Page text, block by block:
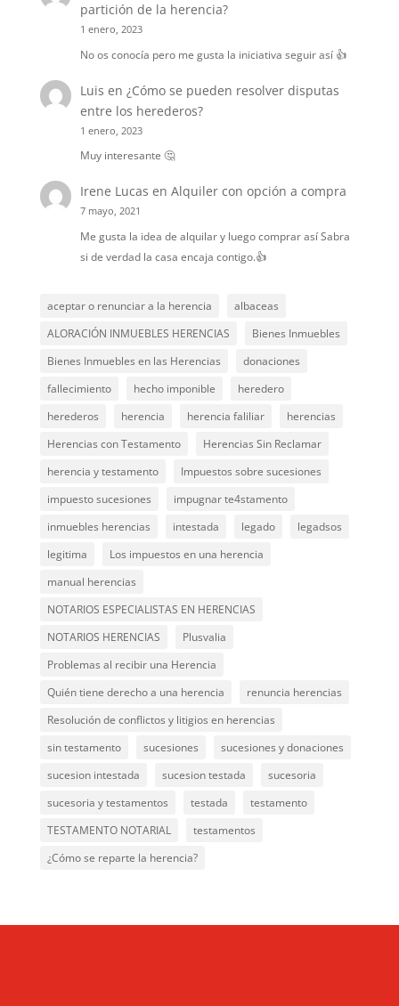
partición de la herencia?
1 enero, 2023
No os conocía pero me gusta la iniciativa seguir así 👍
Luis en ¿Cómo se pueden resolver disputas
entre los herederos?
1 enero, 2023
Muy interesante 🤔
Irene Lucas enAlquiler con opción a compra
7 mayo, 2021
Me gusta la idea de alquilar y luego comprar así Sabra
si de verdad la casa encaja contigo.👍
aceptar o renunciar a la herencia
albaceas
ALORACIÓN INMUEBLES HERENCIAS
Bienes Inmuebles
Bienes Inmuebles en las Herencias
donaciones
fallecimiento
hecho imponible
heredero
herederos
herencia herencia faliliar
herencias
Herencias con Testamento
Herencias Sin Reclamar
herencia y testamento
Impuestos sobre sucesiones
impuesto sucesiones
impugnar te4stamento
inmuebles herencias
intestada legado
legadsos
legitima
Los impuestos en una herencia
manual herencias
NOTARIOS ESPECIALISTAS EN HERENCIAS
NOTARIOS HERENCIAS
Plusvalia
Problemas al recibir una Herencia
Quién tiene derecho a una herencia
renuncia herencias
Resolución de conflictos y litigios en herencias
sin testamento
sucesiones
sucesiones y donaciones
sucesion intestada
sucesion testada
sucesoria
sucesoria y testamentos
testada
testamento
TESTAMENTO NOTARIAL
testamentos
¿Cómo se reparte la herencia?